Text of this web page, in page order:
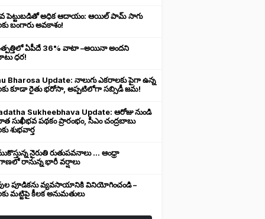
పెట్టుబడితో అధిక ఆదాయం: ఆయిల్ పామ్ సాగు
బంగారు అవకాశం!
ఏపీదే 36% వాటా –అయినా అందని
ధర!
Bharosa Update: నాలుగు ఎకరాలకు పైగా ఉన్న
కూడా రైతు భరోసా, అప్పటిలోగా సబ్సిడీ జమ!
Sukheebhava Update: ఆరోజు నుండి
సుఖీభవ పథకం ప్రారంభం, సీఎం చంద్రబాబు
శుభవార్త
నైరుతి రుతుపవనాలు ... ఆంధ్రా
రానున్న భారీ వర్షాలు
పూడికను వ్యవసాయానికి వినియోగించండి –
మట్టిపై కీలక అనుమతులు